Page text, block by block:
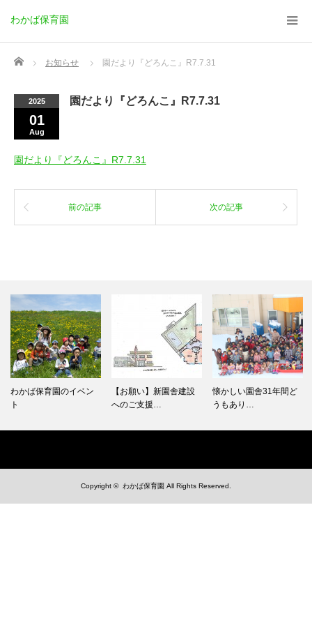
わかば保育園
Home お知らせ 園だより『どろんこ』R7.7.31
2025
01
Aug
園だより『どろんこ』R7.7.31
園だより『どろんこ』R7.7.31
前の記事 次の記事
わかば保育園のイベン
ト
【お願い】新園舎建設
へのご支援…
懐かしい園舎31年間ど
うもあり…
Copyright © わかば保育園 All Rights Reserved.